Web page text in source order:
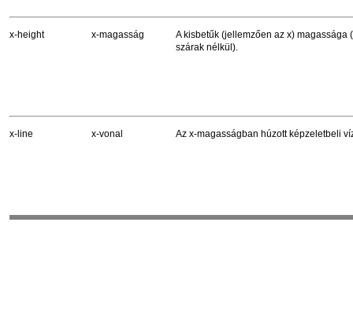
x-height x-magasság
A kisbetűk (jellemzően az x) magassága
szárak nélkül).
x-line x-vonal Az x-magasságban húzott képzeletbeli